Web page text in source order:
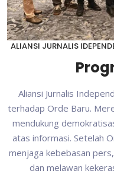
ALIANSI JURNALIS
Aliansi Jurnalis
terhadap Orde Baru.
mendukung
atas informasi. Setelah
menjaga kebebasan
dan melawan